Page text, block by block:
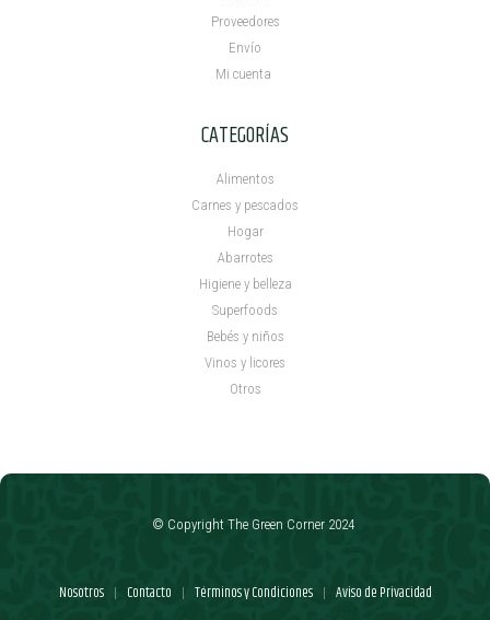
Proveedores
Envío
Mi cuenta ​
CATEGORÍAS
Alimentos
Carnes y pescados
Hogar
Abarrotes
Higiene y belleza
Superfoods
Bebés y niños
Vinos y licores
Otros
Nosotros | Contacto | Términos y Condiciones | Aviso de Privacidad
© Copyright The Green Corner 2024